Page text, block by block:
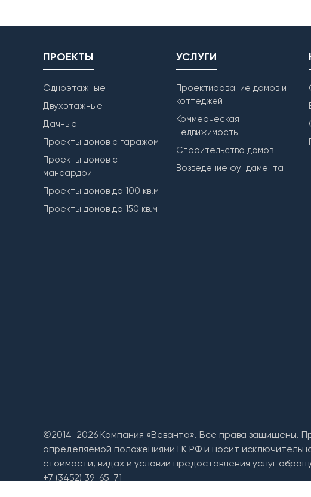
ПРОЕКТЫ
Одноэтажные
Двухэтажные
Дачные
Проекты домов с гаражом
Проекты домов с
мансардой
Проекты домов до 100 кв.м
Проекты домов до 150 кв.м
УСЛУГИ
Проектирование домов и
коттеджей
Коммерческая
недвижимость
Строительство домов
Возведение фундамента
©2014-2026 Компания «Веванта». Все права защищены.
определяемой положениями ГК РФ и носит
стоимости, видах и условий предоставления услуг
+7 (3452) 39-65-71